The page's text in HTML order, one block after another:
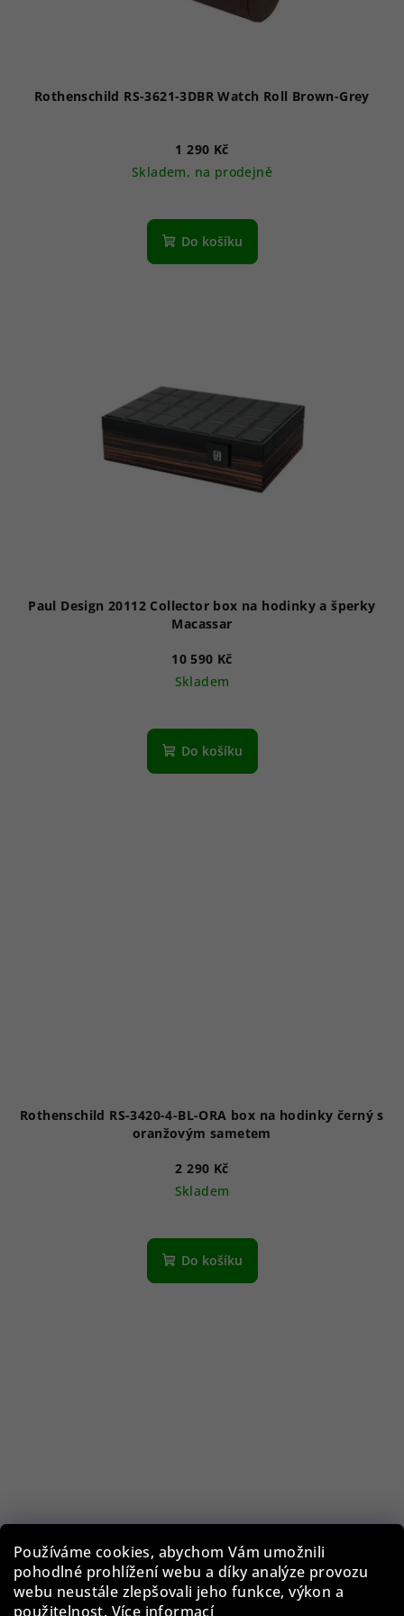
Používáme cookies, abychom Vám umožnili
pohodlné prohlížení webu a díky analýze provozu
webu neustále zlepšovali jeho funkce, výkon a
použitelnost. Více informací
Rothenschild RS-3621-3DBR Watch Roll Brown-Grey
1 290 Kč
Skladem, na prodejně
Do košíku
Paul Design 20112 Collector box na hodinky a šperky
Macassar
10 590 Kč
Skladem
Do košíku
Rothenschild RS-3420-4-BL-ORA box na hodinky černý s
oranžovým sametem
2 290 Kč
Skladem
Do košíku